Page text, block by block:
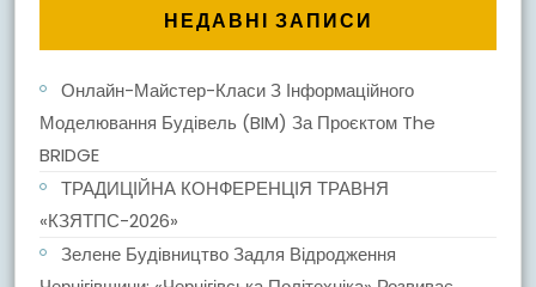
НЕДАВНІ ЗАПИСИ
Онлайн-Майстер-Класи З Інформаційного
Моделювання Будівель (BIM) За Проєктом The
BRIDGE
ТРАДИЦІЙНА КОНФЕРЕНЦІЯ ТРАВНЯ
«КЗЯТПС-2026»
Зелене Будівництво Задля Відродження